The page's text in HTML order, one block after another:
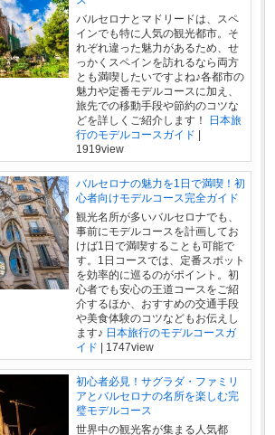
バルセロナとマドリードは、スペ
インでも特に人気の観光都市。そ
れぞれ違った魅力があるため、せ
っかくスペインを訪れるなら両方
とも満喫したいですよね♪各都市の
魅力や定番モデルコースに加え、
旅先での移動手段や節約のコツな
どを詳しくご紹介します！
日本旅
行のモデルコースガイド |
1919view
バルセロナの魅力を1日で満喫！初
心者向けモデルコース完全ガイド
観光名所が多いバルセロナでも、
事前にモデルコースを計画してお
けば1日で満喫することも可能で
す。1日コースでは、定番スポット
を効率的に巡るのがポイント。初
心者でも安心の王道コースをご紹
介するほか、おすすめの交通手段
や美食体験のコツなどもお伝えし
ます♪ 日本旅行のモデルコースガ
イド | 1747view
初心者必見！サグラダ・ファミリ
アとバルセロナの名所を楽しむ完
璧モデルコース
世界中の観光客が集まる人気都